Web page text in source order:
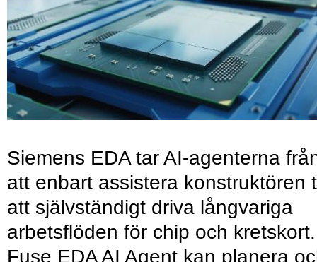
Siemens EDA tar AI-agenterna
att enbart assistera konstruktören
att självständigt driva långvariga
arbetsflöden för chip och kretskort.
Fuse EDA AI Agent kan planera